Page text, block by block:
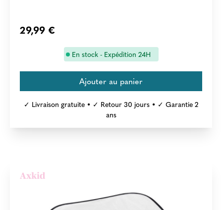
29,99 €
En stock - Expédition 24H
✓ Livraison gratuite • ✓ Retour 30 jours • ✓ Garantie 2
ans
Axkid